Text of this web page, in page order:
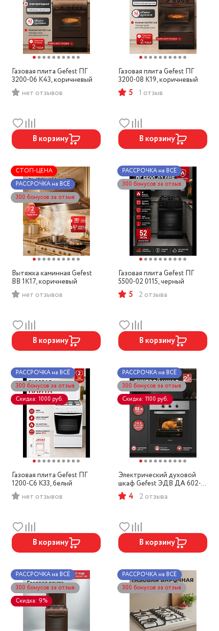
Газовая плита Gefest ПГ
3200-06 К43, коричневый
нет отзывов
В корзину
Газовая плита Gefest ПГ
3200-08 К19, коричневый
5 1 отзыв
В корзину
Вытяжка каминная Gefest
ВВ 1К17, коричневый
нет отзывов
В корзину
СТОП-ЦЕНА
РАССРОЧКА на ВСЁ
300 бонусов за отзыв
Газовая плита Gefest ПГ
5500-02 0115, черный
5 2 отзыва
В корзину
РАССРОЧКА на ВСЁ
300 бонусов за отзыв
Газовая плита Gefest ПГ
1200-С6 К33, белый
нет отзывов
В корзину
РАССРОЧКА на ВСЁ
300 бонусов за отзыв
Скидка: 1000 руб.
Электрический духовой
шкаф Gefest ЭДВ ДА 602-
01 Н1, нержавеющая сталь
4 2 отзыва
В корзину
РАССРОЧКА на ВСЁ
300 бонусов за отзыв
Скидка: 1100 руб.
РАССРОЧКА на ВСЁ
300 бонусов за отзыв
Скидка: 9%
РАССРОЧКА на ВСЁ
300 бонусов за отзыв